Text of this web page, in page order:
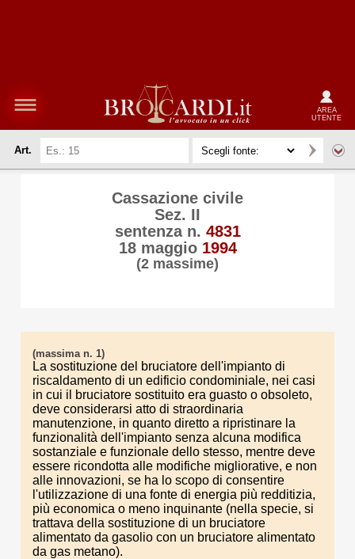
AREA
UTENTE
Art.
Cassazione civile
Sez. II
sentenza n. 4831
18 maggio 1994
(2 massime)
(massima n. 1)
La sostituzione del bruciatore dell'impianto di
riscaldamento di un edificio condominiale, nei casi
in cui il bruciatore sostituito era guasto o obsoleto,
deve considerarsi atto di straordinaria
manutenzione, in quanto diretto a ripristinare la
funzionalità dell'impianto senza alcuna modifica
sostanziale e funzionale dello stesso, mentre deve
essere ricondotta alle modifiche migliorative, e non
alle innovazioni, se ha lo scopo di consentire
l'utilizzazione di una fonte di energia più redditizia,
più economica o meno inquinante (nella specie, si
trattava della sostituzione di un bruciatore
alimentato da gasolio con un bruciatore alimentato
da gas metano).